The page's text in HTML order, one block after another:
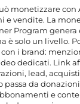
monetizzare con
e vendite. La
Program
è solo un livello.
i brand:
dedicati. Link
lead,
da
e